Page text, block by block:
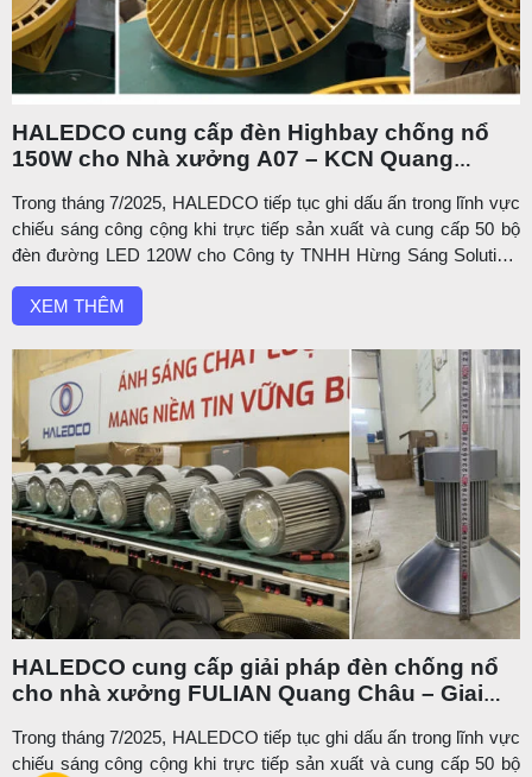
HALEDCO cung cấp đèn Highbay chống nổ
150W cho Nhà xưởng A07 – KCN Quang
Trong tháng 7/2025, HALEDCO tiếp tục ghi dấu ấn trong lĩnh vực
chiếu sáng công cộng khi trực tiếp sản xuất và cung cấp 50 bộ
đèn đường LED 120W cho Công ty TNHH Hừng Sáng Solution,
Điểm đặc biệt của dự án này nằm ở chỗ: toàn bộ đèn đều ...
XEM THÊM
HALEDCO cung cấp giải pháp đèn chống nổ
cho nhà xưởng FULIAN Quang Châu – Giai
Trong tháng 7/2025, HALEDCO tiếp tục ghi dấu ấn trong lĩnh vực
chiếu sáng công cộng khi trực tiếp sản xuất và cung cấp 50 bộ